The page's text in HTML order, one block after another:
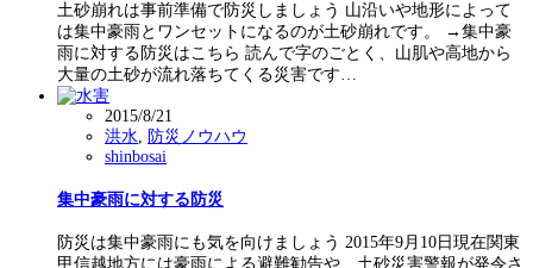
土砂崩れは事前準備で防災しましょう 山沿いや地形によって
は集中豪雨とワンセットになるのが土砂崩れです。 →集中豪
雨に対する防災はこちら 読んで字のごとく、山肌や高地から
大量の土砂が流れ落ちてくる災害です…
2015/8/21
洪水, 防災ノウハウ
shinbosai
集中豪雨に対する防災
防災は集中豪雨にも気を向けましょう 2015年9月10日現在関東
甲信越地方には豪雨による避難勧告や、土砂災害警報が発令さ